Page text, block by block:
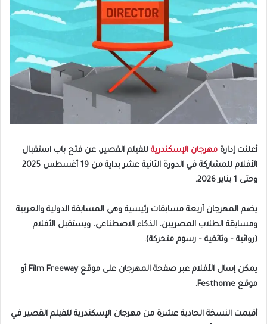
أعلنت إدارة مهرجان الإسكندرية للفيلم القصير، عن فتح باب استقبال
الأفلام للمشاركة في الدورة الثانية عشر بداية من 19 أغسطس 2025
وحتى 1 يناير 2026.
يضم المهرجان أربعة مسابقات رئيسية وهي المسابقة الدولية والعربية
ومسابقة الطلاب المصريين، الذكاء الاصطناعي، ويستقبل الأفلام
(روائية – وثائقية – رسوم متحركة).
يمكن إسال الأفلام عبر صفحة المهرجان على موقع Film Freeway أو
موقع Festhome.
أقيمت النسخة الحادية عشرة من مهرجان الإسكندرية للفيلم القصير في